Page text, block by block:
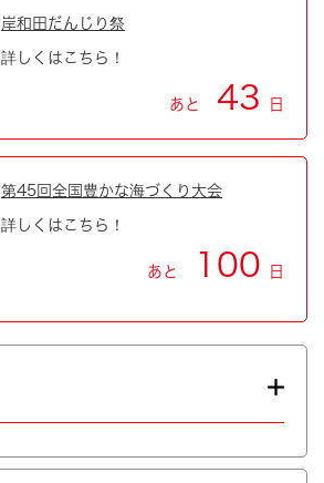
岸和田だんじり祭
詳しくはこちら！
あと 43 日
第45回全国豊かな海づくり大会
詳しくはこちら！
あと 100 日